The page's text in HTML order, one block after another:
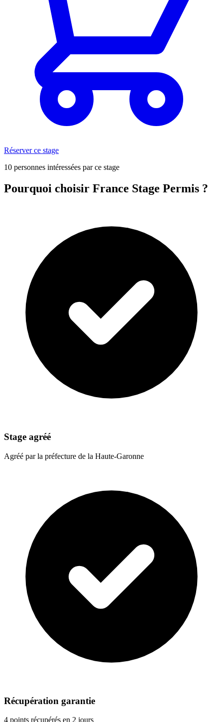
Réserver ce stage
10 personnes intéressées par ce stage
Pourquoi choisir France Stage Permis ?
Stage agréé
Agréé par la préfecture de la Haute-Garonne
Récupération garantie
4 points récupérés en 2 jours